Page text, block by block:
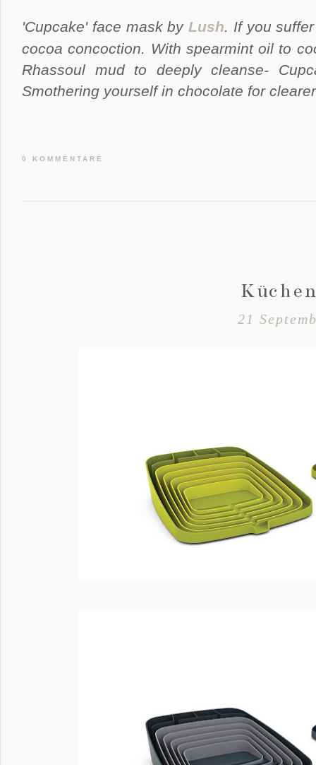
'Cupcake' face mask by Lush. If you
cocoa concoction. With spearmint oil to
Rhassoul mud to deeply cleanse-
Smothering yourself in chocolate for
0 KOMMENTARE
21